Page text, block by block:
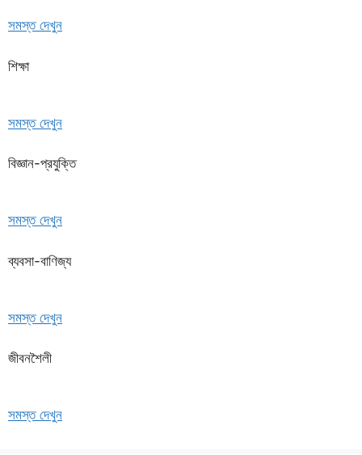
সমস্ত দেখুন
শিক্ষা
সমস্ত দেখুন
বিজ্ঞান-প্রযুক্তি
সমস্ত দেখুন
ব্যবসা-বাণিজ্য
সমস্ত দেখুন
জীবনশৈলী
সমস্ত দেখুন